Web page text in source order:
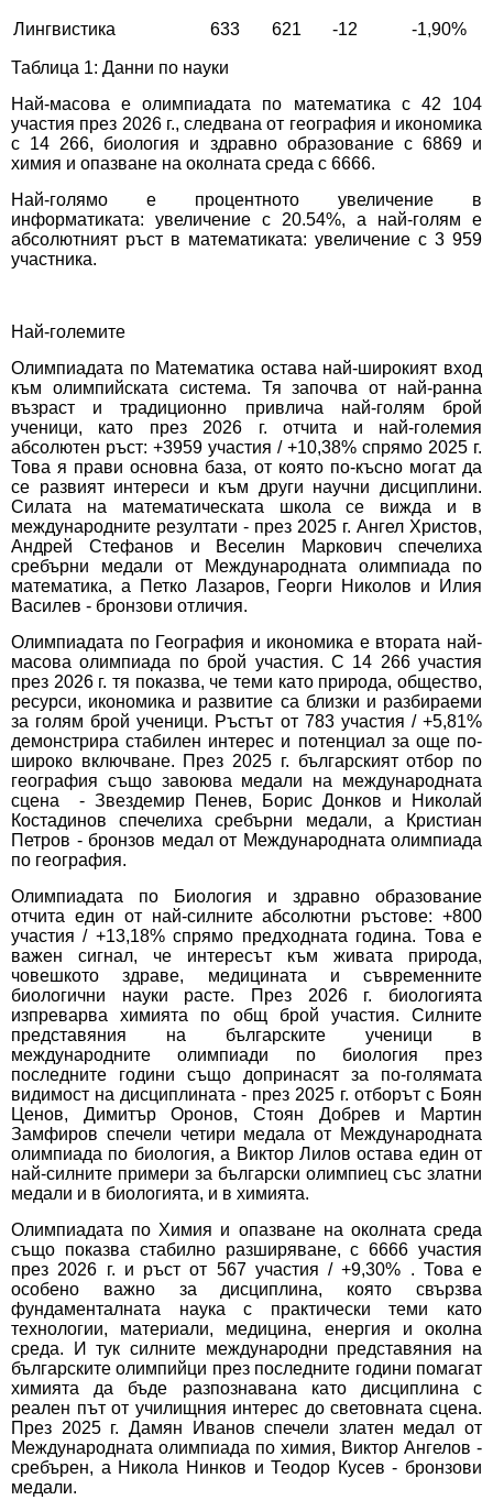
Лингвистика 633 621 -12 -1,90%
Таблица 1: Данни по науки
Най-масова е олимпиадата по математика с 42 104
участия през 2026 г., следвана от география и икономика
с 14 266, биология и здравно образование с 6869 и
химия и опазване на околната среда с 6666.
Най-голямо е процентното увеличение в
информатиката: увеличение с 20.54%, а най-голям е
абсолютният ръст в математиката: увеличение с 3 959
участника.
Най-големите
Олимпиадата по Математика остава най-широкият вход
към олимпийската система. Тя започва от най-ранна
възраст и традиционно привлича най-голям брой
ученици, като през 2026 г. отчита и най-големия
абсолютен ръст: +3959 участия / +10,38% спрямо 2025 г.
Това я прави основна база, от която по-късно могат да
се развият интереси и към други научни дисциплини.
Силата на математическата школа се вижда и в
международните резултати - през 2025 г. Ангел Христов,
Андрей Стефанов и Веселин Маркович спечелиха
сребърни медали от Международната олимпиада по
математика, а Петко Лазаров, Георги Николов и Илия
Василев - бронзови отличия.
Олимпиадата по География и икономика е втората най-
масова олимпиада по брой участия. С 14 266 участия
през 2026 г. тя показва, че теми като природа, общество,
ресурси, икономика и развитие са близки и разбираеми
за голям брой ученици. Ръстът от 783 участия / +5,81%
демонстрира стабилен интерес и потенциал за още по-
широко включване. През 2025 г. българският отбор по
география също завоюва медали на международната
сцена - Звездемир Пенев, Борис Донков и Николай
Костадинов спечелиха сребърни медали, а Кристиан
Петров - бронзов медал от Международната олимпиада
по география.
Олимпиадата по Биология и здравно образование
отчита един от най-силните абсолютни ръстове: +800
участия / +13,18% спрямо предходната година. Това е
важен сигнал, че интересът към живата природа,
човешкото здраве, медицината и съвременните
биологични науки расте. През 2026 г. биологията
изпреварва химията по общ брой участия. Силните
представяния на българските ученици в
международните олимпиади по биология през
последните години също допринасят за по-голямата
видимост на дисциплината - през 2025 г. отборът с Боян
Ценов, Димитър Оронов, Стоян Добрев и Мартин
Замфиров спечели четири медала от Международната
олимпиада по биология, а Виктор Лилов остава един от
най-силните примери за български олимпиец със златни
медали и в биологията, и в химията.
Олимпиадата по Химия и опазване на околната среда
също показва стабилно разширяване, с 6666 участия
през 2026 г. и ръст от 567 участия / +9,30% . Това е
особено важно за дисциплина, която свързва
фундаменталната наука с практически теми като
технологии, материали, медицина, енергия и околна
среда. И тук силните международни представяния на
българските олимпийци през последните години помагат
химията да бъде разпознавана като дисциплина с
реален път от училищния интерес до световната сцена.
През 2025 г. Дамян Иванов спечели златен медал от
Международната олимпиада по химия, Виктор Ангелов -
сребърен, а Никола Нинков и Теодор Кусев - бронзови
медали.